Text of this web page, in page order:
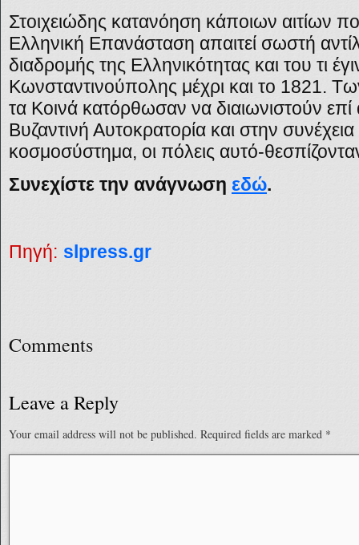
Στοιχειώδης κατανόηση κάποιων αιτίων
Ελληνική Επανάσταση απαιτεί σωστή
διαδρομής της Ελληνικότητας και του τι
Κωνσταντινούπολης μέχρι και το 1821.
τα Κοινά κατόρθωσαν να διαιωνιστούν επί
Βυζαντινή Αυτοκρατορία και στην
κοσμοσύστημα, οι πόλεις αυτό-
Συνεχίστε την ανάγνωση εδώ.
Πηγή: slpress.gr
Comments
Leave a Reply
Your email address will not be published. Required fields are marked *